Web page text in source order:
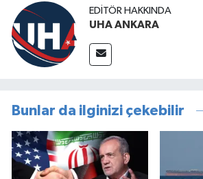
EDITÖR HAKKINDA
UHA ANKARA
Bunlar da ilginizi çekebilir